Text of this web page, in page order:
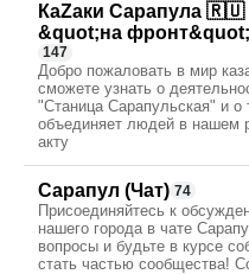
КаZаки Сарапула 🇷🇺
&quot;на фронт&quot;
147
Добро пожаловать в мир
сможете узнать о
"Станица Сарапульская" и о
объединяет людей в нашем
акту
Сарапул (Чат) 74
Присоединяйтесь к
нашего города в чате
вопросы и будьте в курсе
стать частью сообщества!